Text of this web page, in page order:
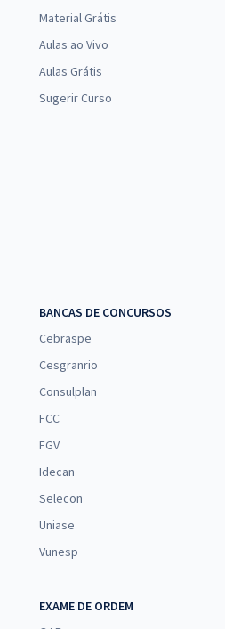
Material Grátis
Aulas ao Vivo
Aulas Grátis
Sugerir Curso
BANCAS DE CONCURSOS
Cebraspe
Cesgranrio
Consulplan
FCC
FGV
Idecan
Selecon
Uniase
Vunesp
EXAME DE ORDEM